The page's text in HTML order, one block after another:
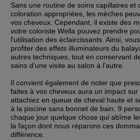
Sans une routine de soins capillaires et
coloration appropriées, les mèches
vos cheveux. Cependant, il existe des
votre coloriste Wella pouvez prendre
l'utilisation des éclaircissants. Ainsi,
profiter des effets illuminateurs du
autres techniques, tout en conservant
sains d'une visite au salon à l'autre.
Il convient également de noter que
faites à vos cheveux aura un impact
attachiez en queue de cheval haute et
à la piscine sans bonnet de bain. 9
chaque jour quelque chose qui abîme
la façon dont nous réparons ces
différence.